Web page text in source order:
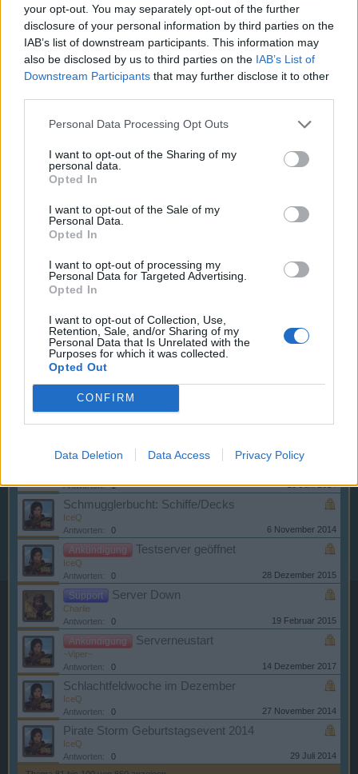
your opt-out. You may separately opt-out of the further
disclosure of your personal information by third parties on the
IAB’s list of downstream participants. This information may
also be disclosed by us to third parties on the IAB’s List of
Downstream Participants that may further disclose it to other
Personal Data Processing Opt Outs
I want to opt-out of the Sharing of my
personal data.
Opted In
I want to opt-out of the Sale of my
Personal Data.
Opted In
I want to opt-out of processing my
Personal Data for Targeted Advertising.
Opted In
I want to opt-out of Collection, Use,
Retention, Sale, and/or Sharing of my
Personal Data that Is Unrelated with the
Purposes for which it was collected.
Opted Out
CONFIRM
Data Deletion Data Access Privacy Policy
Captn.Snake
Start -Halloween-Event 2016-
Antworten:
1 20 Oktober 2016
Ankündigung Jagdrausch Event
Wartungsarbeiten
Antworten:
0 10 Dezember 2013
Ankündigung
IceQ
Ankündigung Doppel-XP-Tag
~Apollo~
1. Schlachtfeldwoche im März
IceQ
Antworten:
Charlie
Antworten:
0 30 November 2015
Ankündigung
Testserver ist geöffnet "Halloween-
Event"
~Viper~
Antworten:
0
Ankündigung Testserver -Drachenenjagd 2016-
~Viper~
Arena-Saison-Start verzögert sich !
Antworten:
1 10 Juni 2014
Schmugglerbucht: Schiffe/Decks
IceQ
Antworten:
0 6 November 2014
Ankündigung Testserver geöffnet
IceQ
Antworten:
0 28 Dezember 2015
Support Server Down
Charlie
Antworten:
0 19 Februar 2015
Ankündigung Serverneustart
~Viper~
Antworten:
0 14 Dezember 2017
Schlachtfeldwoche im Dezember
IceQ
Antworten:
0 27 November 2014
Pirate Storm Geburtstagsevent 2014
IceQ
Antworten:
0
29 Juli 2014